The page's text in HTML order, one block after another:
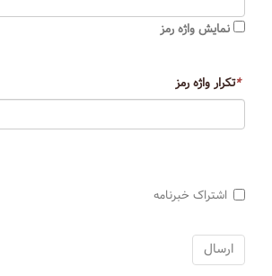
نمایش واژه رمز
*تکرار واژه رمز
اشتراک خبرنامه